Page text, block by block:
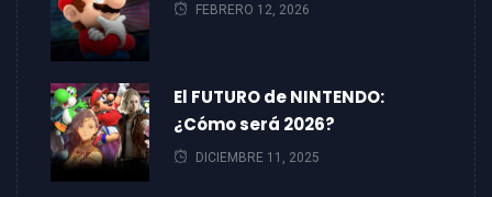
FEBRERO 12, 2026
El FUTURO de NINTENDO:
¿Cómo será 2026?
DICIEMBRE 11, 2025